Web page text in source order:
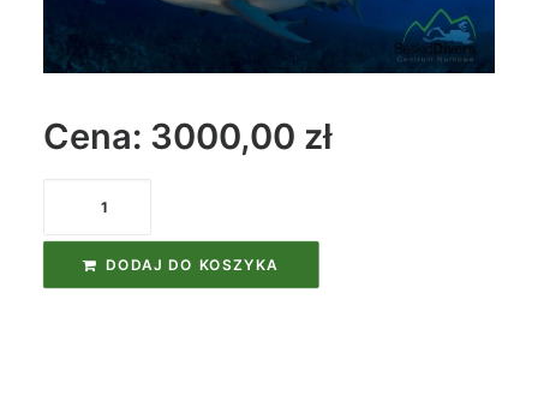
Cena: 3000,00 zł
Nurkowy
Techniczny
DODAJ DO KOSZYKA